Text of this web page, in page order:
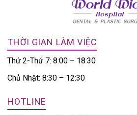
THỜI GIAN LÀM VIỆC
Thứ 2-Thứ 7: 8:00 – 18:30
Chủ Nhật: 8:30 – 12:30
HOTLINE